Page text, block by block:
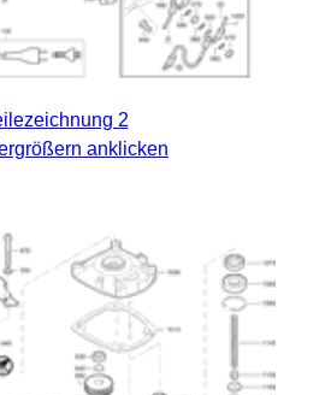
2
anklicken